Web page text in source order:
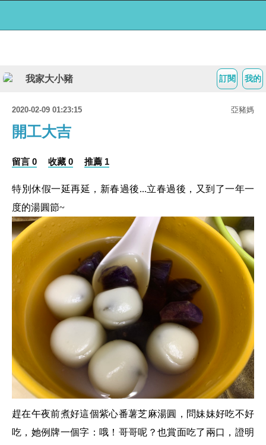
我的
訂閱
我家大小豬
2020-02-09 01:23:15 亞豬媽
開工大吉
留言 0 收藏 0 推薦 1
特別休假一延再延，新春過後...立春過後，又到了一年一
度的湯圓節~
趕在午夜前煮好這個紫心番薯芝麻湯圓，問妹妹好吃不好
吃，她例牌一個字：哦！哥哥呢？也賞面吃了兩口，證明